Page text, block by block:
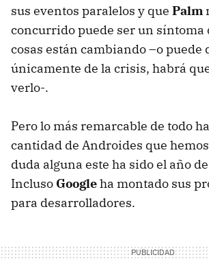
sus eventos paralelos y que Palm
concurrido puede ser un síntoma
cosas están cambiando –o puede
únicamente de la crisis, habrá
verlo-.
Pero lo más remarcable de todo
cantidad de Androides que
duda alguna este ha sido el año de
Incluso Googleha montado sus
para desarrolladores.